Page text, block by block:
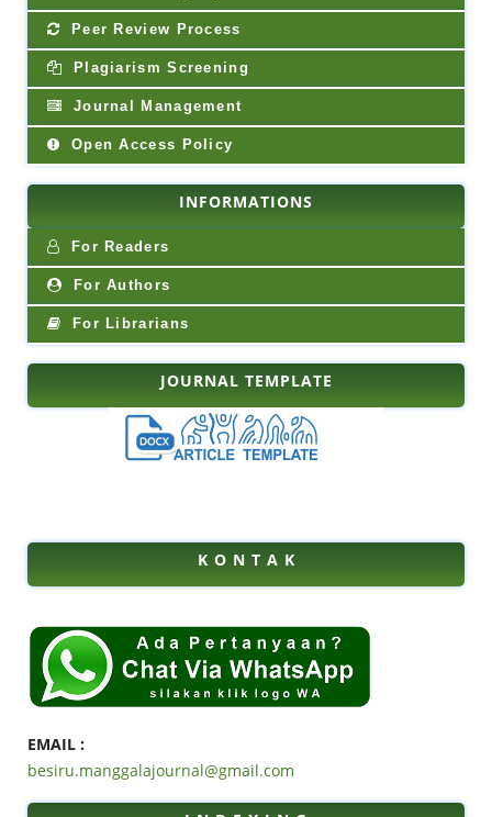
Peer Review Process
Plagiarism Screening
Journal Management
Open Access Policy
INFORMATIONS
For Readers
For Authors
For Librarians
JOURNAL TEMPLATE
K O N T A K
EMAIL :
besiru.manggalajournal@gmail.com